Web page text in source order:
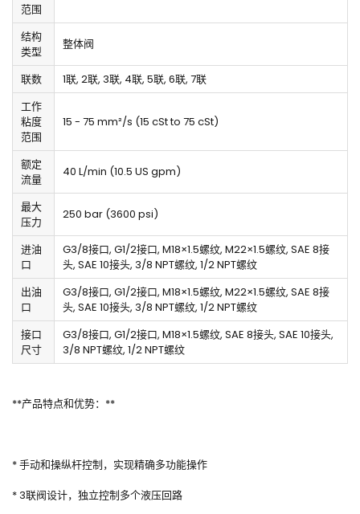
范围
结构
类型
整体阀
联数
1联, 2联, 3联, 4联, 5联, 6联, 7联
工作
粘度
范围
15 - 75 mm²/s (15 cSt to 75 cSt)
额定
流量
40 L/min (10.5 US gpm)
最大
压力
250 bar (3600 psi)
进油
口
G3/8接口, G1/2接口, M18×1.5螺纹, M22×1.5螺纹, SAE 8接
头, SAE 10接头, 3/8 NPT螺纹, 1/2 NPT螺纹
出油
口
G3/8接口, G1/2接口, M18×1.5螺纹, M22×1.5螺纹, SAE 8接
头, SAE 10接头, 3/8 NPT螺纹, 1/2 NPT螺纹
接口
尺寸
G3/8接口, G1/2接口, M18×1.5螺纹, SAE 8接头, SAE 10接头,
3/8 NPT螺纹, 1/2 NPT螺纹
**产品特点和优势：**
* 手动和操纵杆控制，实现精确多功能操作
* 3联阀设计，独立控制多个液压回路